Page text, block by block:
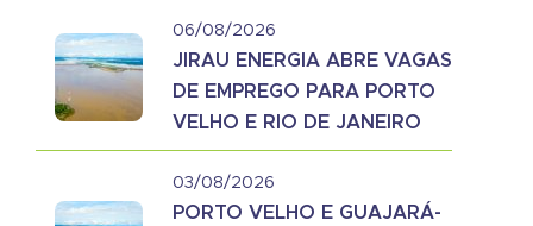
06/08/2026
JIRAU ENERGIA ABRE VAGAS
DE EMPREGO PARA PORTO
VELHO E RIO DE JANEIRO
03/08/2026
PORTO VELHO E GUAJARÁ-